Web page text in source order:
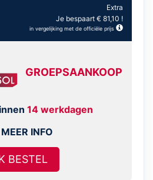
Extra
Je bespaart € 81,10 !
in vergelijking met de officiële prijs
GROEPSAANKOOP
14 werkdagen
MEER INFO
BESTEL